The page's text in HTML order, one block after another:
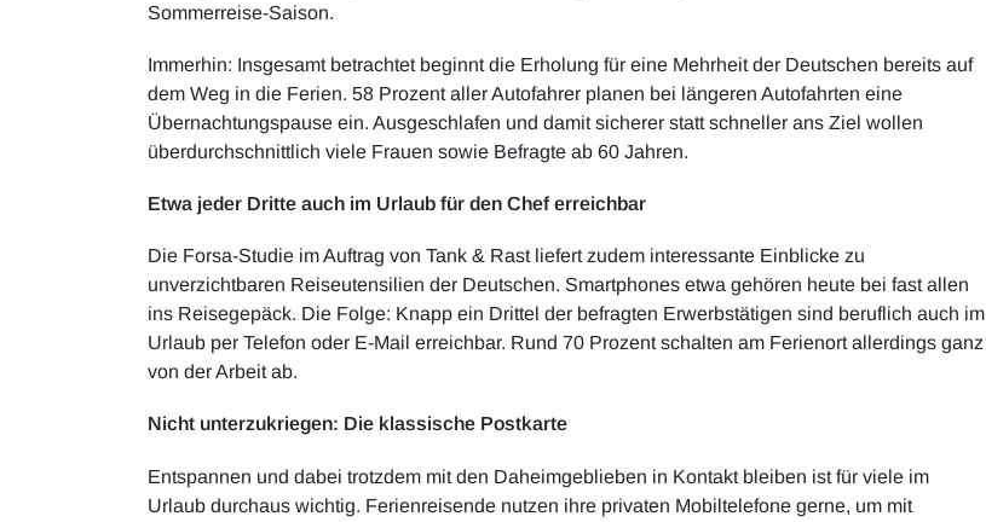
Sommerreise-Saison.
Immerhin: Insgesamt betrachtet beginnt die Erholung für eine Mehrheit der Deutschen bereits auf
dem Weg in die Ferien. 58 Prozent aller Autofahrer planen bei längeren Autofahrten eine
Übernachtungspause ein. Ausgeschlafen und damit sicherer statt schneller ans Ziel wollen
überdurchschnittlich viele Frauen sowie Befragte ab 60 Jahren.
Etwa jeder Dritte auch im Urlaub für den Chef erreichbar
Die Forsa-Studie im Auftrag von Tank & Rast liefert zudem interessante Einblicke zu
unverzichtbaren Reiseutensilien der Deutschen. Smartphones etwa gehören heute bei fast allen
ins Reisegepäck. Die Folge: Knapp ein Drittel der befragten Erwerbstätigen sind beruflich auch im
Urlaub per Telefon oder E-Mail erreichbar. Rund 70 Prozent schalten am Ferienort allerdings ganz
von der Arbeit ab.
Nicht unterzukriegen: Die klassische Postkarte
Entspannen und dabei trotzdem mit den Daheimgeblieben in Kontakt bleiben ist für viele im
Urlaub durchaus wichtig. Ferienreisende nutzen ihre privaten Mobiltelefone gerne, um mit